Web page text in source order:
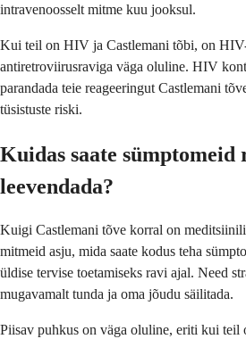
intravenoosselt mitme kuu jooksul.
Kui teil on HIV ja Castlemani tõbi, on
antiretroviirusraviga väga oluline. HIV
parandada teie reageeringut Castlemani
tüsistuste riski.
Kuidas saate
leevendada?
Kuigi Castlemani tõve korral on
mitmeid asju, mida saate kodus teha
üldise tervise toetamiseks ravi ajal. Need
mugavamalt tunda ja oma jõudu säilitada.
Piisav puhkus on väga oluline, eriti kui teil